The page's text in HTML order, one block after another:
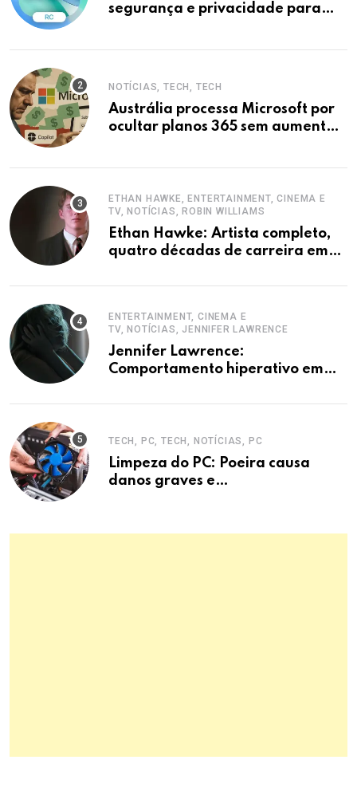
segurança e privacidade para
NOTÍCIAS, TECH, TECH
Austrália processa Microsoft por
ocultar planos 365 sem aumento e
ETHAN HAWKE, ENTERTAINMENT, CINEMA E
TV, NOTÍCIAS, ROBIN WILLIAMS
Ethan Hawke: Artista completo,
quatro décadas de carreira em
ENTERTAINMENT, CINEMA E
TV, NOTÍCIAS, JENNIFER LAWRENCE
Jennifer Lawrence:
Comportamento hiperativo em
defesa.
TECH, PC, TECH, NOTÍCIAS, PC
Limpeza do PC: Poeira causa
danos graves e